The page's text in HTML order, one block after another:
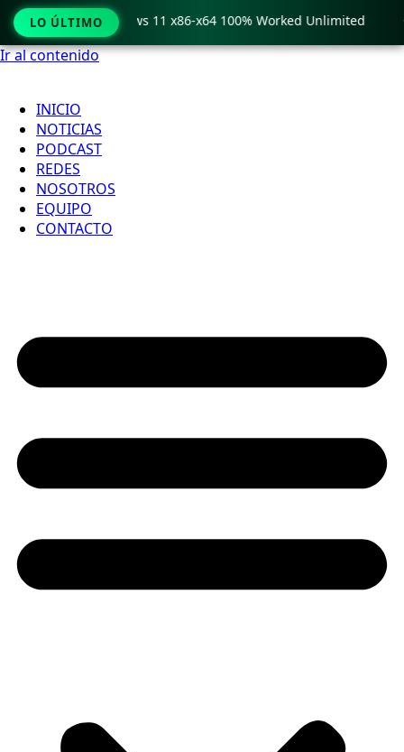
Ir al contenido
INICIO
NOTICIAS
PODCAST
REDES
NOSOTROS
EQUIPO
CONTACTO
LO ÚLTIMO
Crack only Windows 11 x86-x64 100% Worked Unlimited